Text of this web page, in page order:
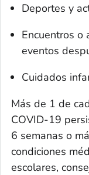
Deportes y
Encuentros o
eventos
Cuidados
Más de 1 de
COVID-19
6 semanas o
condiciones
escolares,